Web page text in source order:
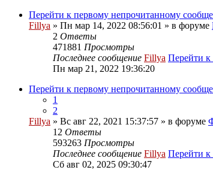
Перейти к первому непрочитанному
Fillya » Пн мар 14, 2022 08:56:01 » в форуме
2 Ответы
471881 Просмотры
Последнее сообщение Fillya Перейти
Пн мар 21, 2022 19:36:20
Перейти к первому непрочитанному
1
2
Fillya » Вс авг 22, 2021 15:37:57 » в форуме
12 Ответы
593263 Просмотры
Последнее сообщение Fillya Перейти
Сб авг 02, 2025 09:30:47